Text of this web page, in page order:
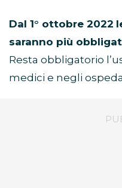
Dal 1° ottobre 2022
saranno più
Resta obbligatorio
medici e negli